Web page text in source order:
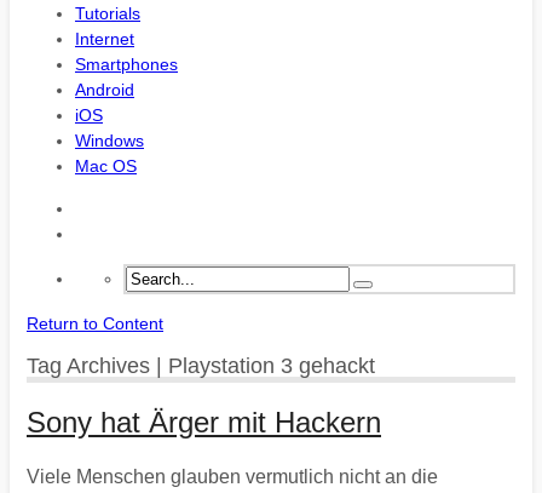
Tutorials
Internet
Smartphones
Android
iOS
Windows
Mac OS
Return to Content
Tag Archives | Playstation 3 gehackt
Sony hat Ärger mit Hackern
Viele Menschen glauben vermutlich nicht an die